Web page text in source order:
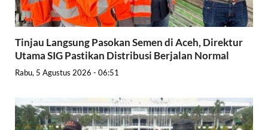
Tinjau Langsung Pasokan Semen di Aceh, Direktur
Utama SIG Pastikan Distribusi Berjalan Normal
Rabu, 5 Agustus 2026 - 06:51